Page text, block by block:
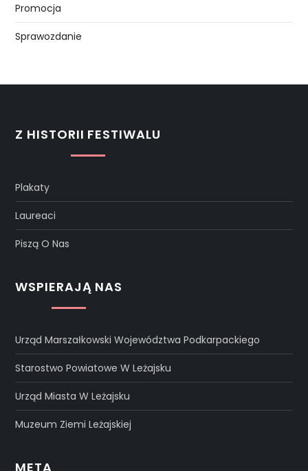
Promocja
Sprawozdanie
Z HISTORII FESTIWALU
Plakaty
Laureaci
Piszą O Nas
WSPIERAJĄ NAS
Urząd Marszałkowski Województwa Podkarpackiego
Starostwo Powiatowe W Leżajsku
Urząd Miasta W Leżajsku
Muzeum Ziemi Leżajskiej
META